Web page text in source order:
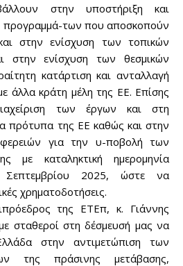
miss
up for our newsletter
stay in the loop.
SUBSCRIBE
στην υποστήριξη και
προγραμμά-των που αποσκοπούν
στην ενίσχυση των τοπικών
στην ενίσχυση των θεσμικών
κατάρτιση και ανταλλαγή
άλλα κράτη μέλη της ΕΕ. Επίσης
των έργων και στη
πρότυπα της ΕΕ καθώς και στην
για την υ-ποβολή των
με καταληκτική ημερομηνία
2025, ώστε να
χρηματοδοτήσεις.
της ΕΤΕπ, κ. Γιάννης
σταθεροί στη δέσμευσή μας να
στην αντιμετώπιση των
της πράσινης μετάβασης,